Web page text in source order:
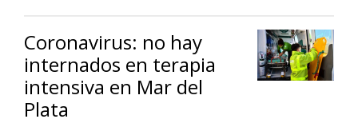
Coronavirus: no hay
internados en terapia
intensiva en Mar del
Plata